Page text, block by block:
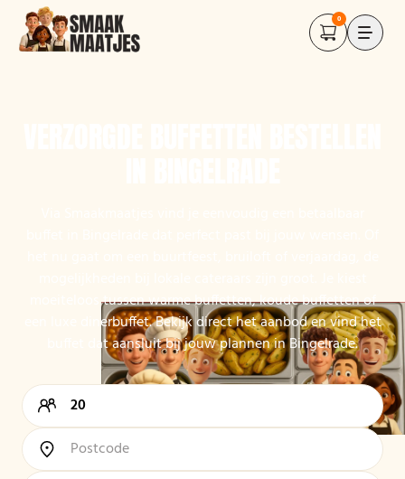
0
moeiteloos tussen warme buffetten, koude buffetten of
een luxe dinerbuffet. Bekijk direct het aanbod en vind het
buffet dat aansluit bij jouw plannen in Bingelrade.